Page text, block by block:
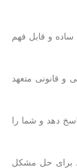
ساده و قابل فهم
و قانونی متعهد
دهد و شما را
برای حل مشکل